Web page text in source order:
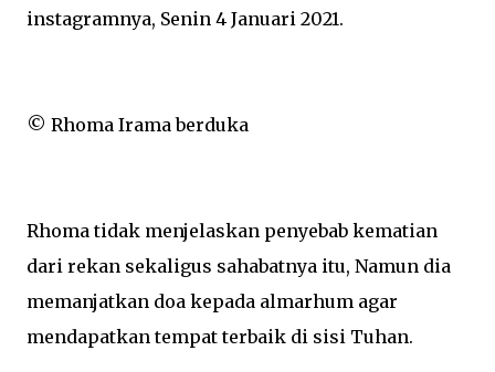
instagramnya, Senin 4 Januari 2021.
© Rhoma Irama berduka
Rhoma tidak menjelaskan penyebab kematian
dari rekan sekaligus sahabatnya itu, Namun dia
memanjatkan doa kepada almarhum agar
mendapatkan tempat terbaik di sisi Tuhan.